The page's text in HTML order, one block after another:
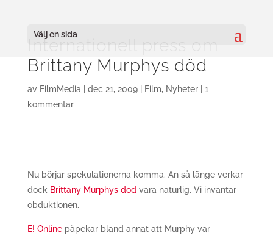
Välj en sida
Internationell press om
Brittany Murphys död
av FilmMedia dec 21, 2009| Film, Nyheter| 1
kommentar
Nu börjar spekulationerna komma. Än så länge verkar
dock Brittany Murphys död vara naturlig. Vi inväntar
obduktionen.
E! Online påpekar bland annat att Murphy var